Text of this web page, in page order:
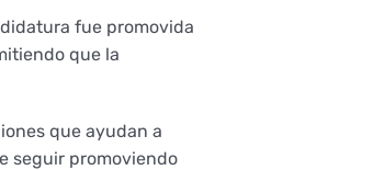
fue promovida
que la
que ayudan a
seguir promoviendo